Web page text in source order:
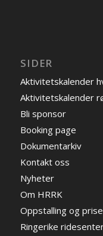
SIDER
Aktivitetskalender
Aktivitetskalender
Bli sponsor
Booking page
Dokumentarkiv
Kontakt oss
Nyheter
Om HRRK
Oppstalling og
Ringerike